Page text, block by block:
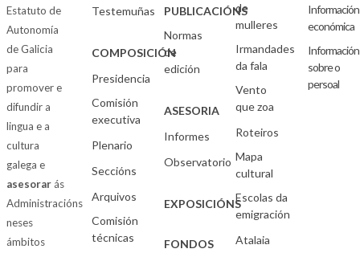
Estatuto de
Autonomía
de Galicia
para
promover e
difundir a
lingua e a
cultura
galega e
asesorarás
Administracións
neses
ámbitos
Testemuñas
COMPOSICIÓN
Presidencia
Comisión
executiva
Plenario
Seccións
Arquivos
Comisión
técnicas
PUBLICACIÓNS
Normas
de
edición
ASESORIA
Informes
Observatorio
EXPOSICIÓNS
FONDOS
de
mulleres
Irmandades
da fala
Vento
que zoa
Roteiros
Mapa
cultural
Escolas da
emigración
Atalaia
Información
económica
Información
sobre o
persoal